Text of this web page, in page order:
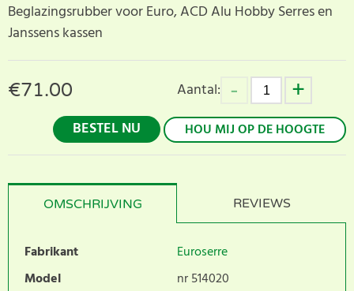
Beglazingsrubber voor Euro, ACD Alu Hobby Serres en
Janssens kassen
€71.00
Aantal:
BESTEL NU
HOU MIJ OP DE HOOGTE
OMSCHRIJVING REVIEWS
Fabrikant
Euroserre
Model
nr 514020